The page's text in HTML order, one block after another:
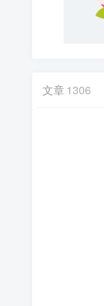
文章1306